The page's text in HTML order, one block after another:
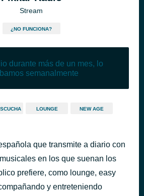
Stream
¿NO FUNCIONA?
durante más de un mes, lo
semanalmente
LOUNGE NEW AGE
que transmite a diario con
en los que suenan los
prefiere, como lounge, easy
y entreteniendo